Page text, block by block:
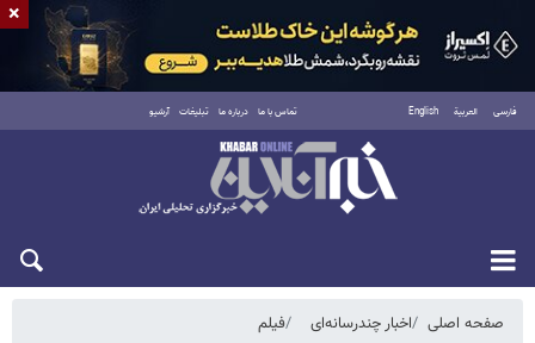
فارسی العربية English تماس با ما درباره ما تبلیغات آرشیو
جمعه ۱۶ مرداد ۱۴۰۵
صفحه اصلی اخبار چندرسانه‌ای فیلم
×